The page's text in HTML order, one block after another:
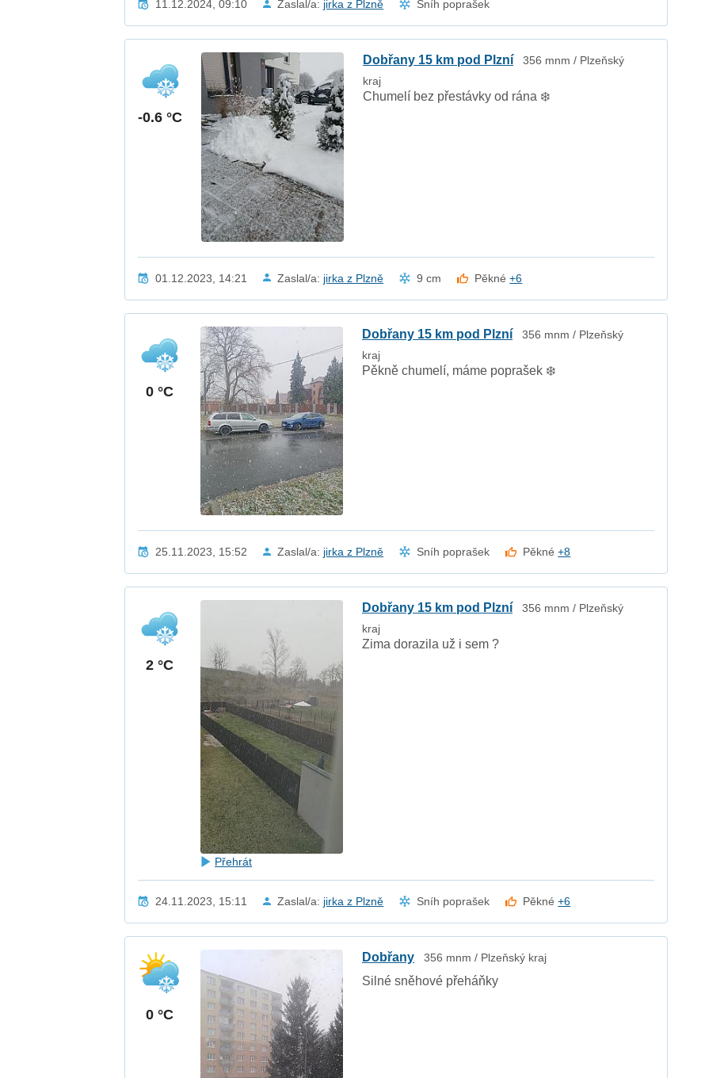
11.12.2024, 09:10 Zaslal/a: jirka z Plzně Sníh poprašek
-0.6 °C
Dobřany 15 km pod Plzní
356 mnm / Plzeňský
kraj
Chumelí bez přestávky od rána ❄️
01.12.2023, 14:21 Zaslal/a: jirka z Plzně 9 cm Pěkné+6
0 °C
Dobřany 15 km pod Plzní
356 mnm / Plzeňský
kraj
Pěkně chumelí, máme poprašek ❄️
25.11.2023, 15:52 Zaslal/a: jirka z Plzně Sníh poprašek Pěkné+8
2 °C
Přehrát
Dobřany 15 km pod Plzní
356 mnm / Plzeňský
kraj
Zima dorazila už i sem ?
24.11.2023, 15:11 Zaslal/a: jirka z Plzně Sníh poprašek Pěkné+6
0 °C
Dobřany 356 mnm / Plzeňský kraj
Silné sněhové přeháňky